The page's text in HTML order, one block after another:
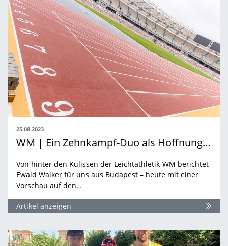
25.08.2023
WM | Ein Zehnkampf-Duo als Hoffnungsträger
Von hinter den Kulissen der Leichtathletik-WM berichtet
Ewald Walker für uns aus Budapest – heute mit einer
Vorschau auf den…
Artikel anzeigen